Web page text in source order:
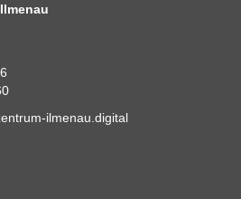
ilmenau.digital